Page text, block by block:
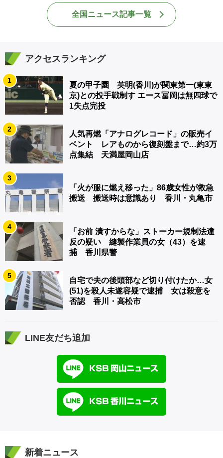
全国ニュース記事一覧
アクセスランキング
1
夏の甲子園 英明(香川)が関東第一(東東
京)との投手戦制す エース冨岡は無四球で
1失点完投
2
人気再燃「アナログレコード」の販売イ
ベント レアものから復刻盤まで…約3万
点集結 天満屋岡山店
3
「火が服に燃え移った」86歳女性が救急
搬送 搬送時は意識あり 香川・丸亀市
4
「お前 潰すからな」ストーカー規制法違
反の疑い 縫製作業員の女（43）を逮
捕 香川県警
5
自宅で夫の後頭部など切り付けたか…女
(51)を殺人未遂容疑で逮捕 女は殺意を
否認 香川・高松市
LINE友だち追加
新着ニュース